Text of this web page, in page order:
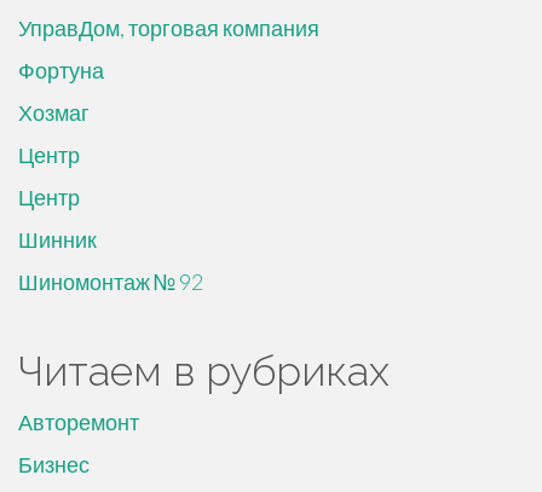
УправДом, торговая компания
Фортуна
Хозмаг
Центр
Центр
Шинник
Шиномонтаж № 92
Читаем в рубриках
Авторемонт
Бизнес